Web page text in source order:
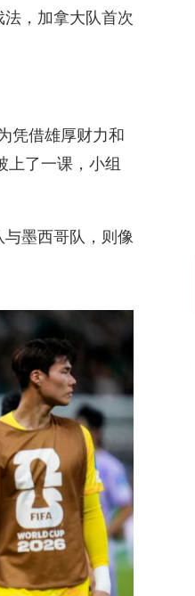
，加拿大队首次
凭借雄厚财力和
上了一课，小组
墨西哥队，则像